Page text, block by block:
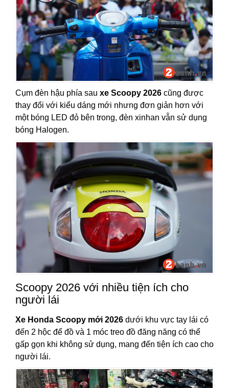
Cụm đèn hậu phía sau xe Scoopy 2026 cũng được
thay đổi với kiểu dáng mới nhưng đơn giản hơn với
một bóng LED đỏ bên trong, đèn xinhan vẫn sử dụng
bóng Halogen.
Scoopy 2026 với nhiều tiện ích cho
người lái
Xe Honda Scoopy mới 2026 dưới khu vực tay lái có
đến 2 hộc để đồ và 1 móc treo đồ đăng năng có thể
gấp gọn khi không sử dụng, mang đến tiện ích cao cho
người lái.